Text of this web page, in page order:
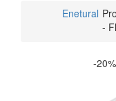
Enetural
-
-20%